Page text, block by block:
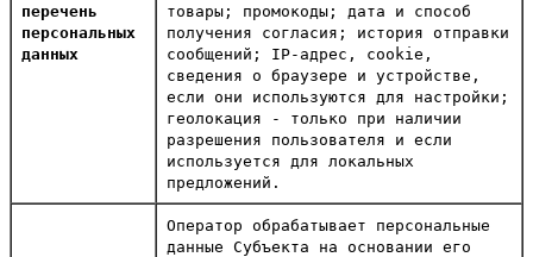
перечень
персональных
данных
товары; промокоды; дата и способ
получения согласия; история отправки
сообщений; IP-адрес, cookie,
сведения о браузере и устройстве,
если они используются для настройки;
геолокация - только при наличии
разрешения пользователя и если
используется для локальных
предложений.
Оператор обрабатывает персональные
данные Субъекта на основании его